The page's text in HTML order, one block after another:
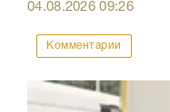
04.08.202609:26
Комментарии